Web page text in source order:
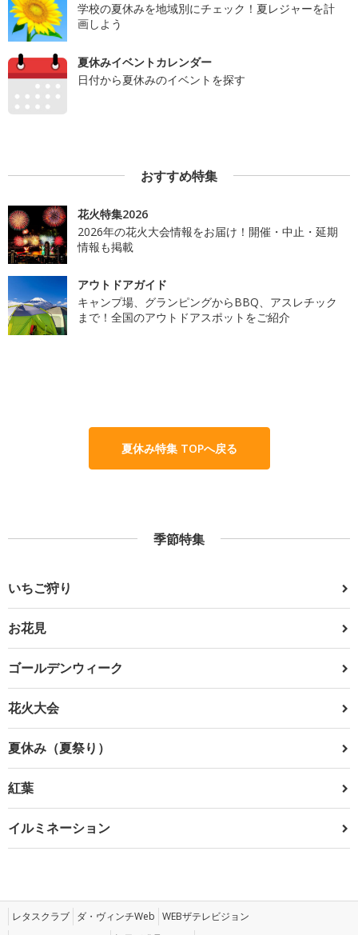
学校の夏休みを地域別にチェック！夏レジャーを計
画しよう
夏休みイベントカレンダー
日付から夏休みのイベントを探す
おすすめ特集
花火特集2026
2026年の花火大会情報をお届け！開催・中止・延期
情報も掲載
アウトドアガイド
キャンプ場、グランピングからBBQ、アスレチック
まで！全国のアウトドアスポットをご紹介
夏休み特集 TOPへ戻る
季節特集
いちご狩り
お花見
ゴールデンウィーク
花火大会
夏休み（夏祭り）
紅葉
イルミネーション
レタスクラブ ダ・ヴィンチWeb WEBザテレビジョン